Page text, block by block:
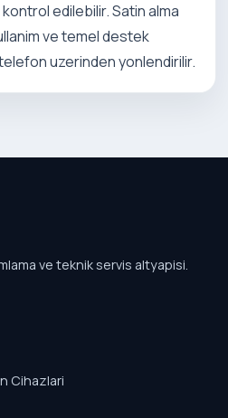
edilebilir. Satin alma
ve temel destek
uzerinden yonlendirilir.
ve teknik servis altyapisi.
Cihazlari